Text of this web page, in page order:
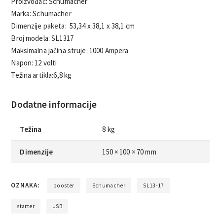
Marka: ‎Schumacher
Dimenzije paketa: ‎53,34 x 38,1 x 38,1 cm
Broj modela: ‎SL1317
Maksimalna jačina struje: 1000 Ampera
Napon: 12 volti
Težina artikla:6,8 kg
Dodatne informacije
Težina 8 kg
Dimenzije 150 × 100 × 70 mm
OZNAKA: booster Schumacher SL13-17
starter USB